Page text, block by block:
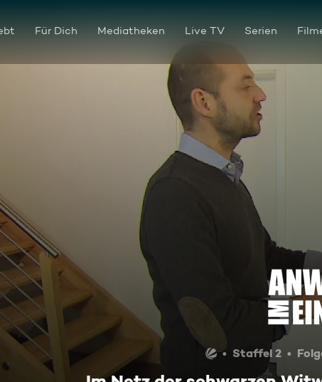
Für Dich Mediatheken Live TV Serien
Staffel 2